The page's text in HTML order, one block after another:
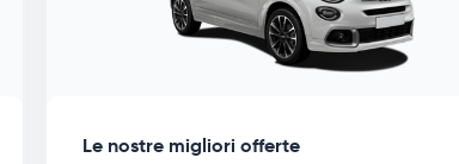
Le nostre migliori offerte